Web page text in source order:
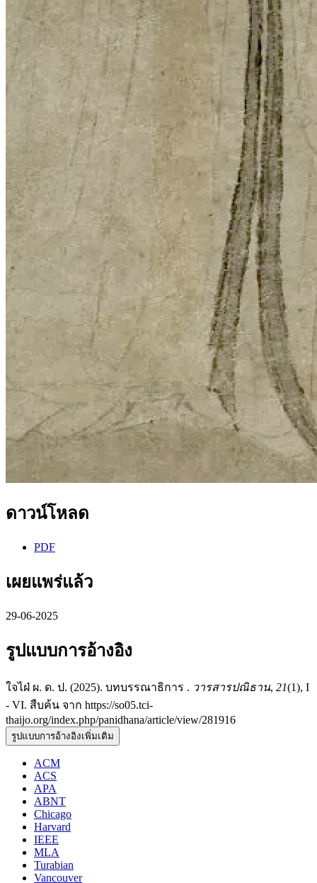
ดาวน์โหลด
PDF
เผยแพร่แล้ว
29-06-2025
รูปแบบการอ้างอิง
ใจไฝ่ ผ. ด. ป. (2025). บทบรรณาธิการ . วารสารปณิธาน, 21(1), I
- VI. สืบค้น จาก https://so05.tci-
thaijo.org/index.php/panidhana/article/view/281916
รูปแบบการอ้างอิงเพิ่มเติม
ACM
ACS
APA
ABNT
Chicago
Harvard
IEEE
MLA
Turabian
Vancouver